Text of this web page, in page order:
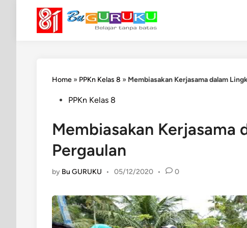
content
Home » PPKn Kelas 8 » Membiasakan Kerjasama dalam
PostedPPKn Kelas 8
Membiasakan Kerjasama
Pergaulan
by Bu GURUKU • 05/12/2020 • 0